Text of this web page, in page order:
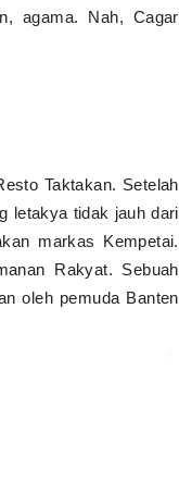
agama. Nah, Cagar
Taktakan. Setelah
letakya tidak jauh dari
markas Kempetai.
Rakyat. Sebuah
oleh pemuda Banten